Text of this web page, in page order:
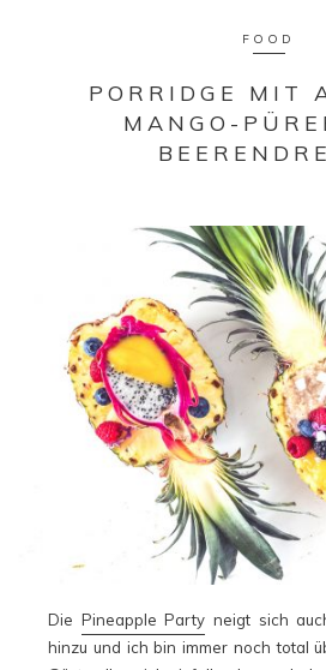
FOOD
PORRIDGE MIT
MANGO-
Die Pineapple Party neigt sich
hinzu und ich bin immer noch total